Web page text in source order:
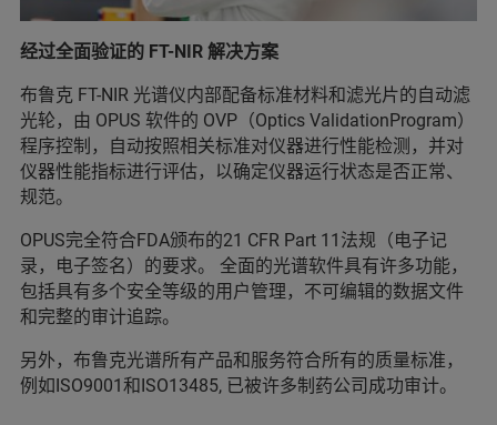
经过全面验证的 FT-NIR 解决方案
布鲁克 FT-NIR 光谱仪内部配备标准材料和滤光片的自动滤
光轮，由 OPUS 软件的 OVP（Optics ValidationProgram）
程序控制，自动按照相关标准对仪器进行性能检测，并对
仪器性能指标进行评估，以确定仪器运行状态是否正常、
规范。
OPUS完全符合FDA颁布的21 CFR Part 11法规（电子记
录，电子签名）的要求。 全面的光谱软件具有许多功能，
包括具有多个安全等级的用户管理，不可编辑的数据文件
和完整的审计追踪。
另外，布鲁克光谱所有产品和服务符合所有的质量标准，
例如ISO9001和ISO13485, 已被许多制药公司成功审计。